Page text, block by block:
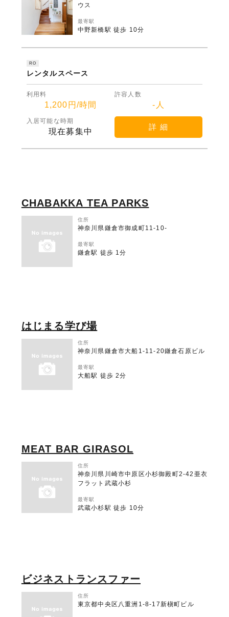
ウス
最寄駅
中野新橋駅 徒歩 10分
RO
レンタルスペース
利用料
1,200円/時間
許容人数
-人
入居可能な時期
現在募集中
詳 細
CHABAKKA TEA PARKS
住所
神奈川県鎌倉市御成町11-10-
最寄駅
鎌倉駅 徒歩 1分
はじまる学び場
住所
神奈川県鎌倉市大船1-11-20鎌倉石原ビル
最寄駅
大船駅 徒歩 2分
MEAT BAR GIRASOL
住所
神奈川県川崎市中原区小杉御殿町2-42亜衣
フラット武蔵小杉
最寄駅
武蔵小杉駅 徒歩 10分
ビジネストランスファー
住所
東京都中央区八重洲1-8-17新槇町ビル